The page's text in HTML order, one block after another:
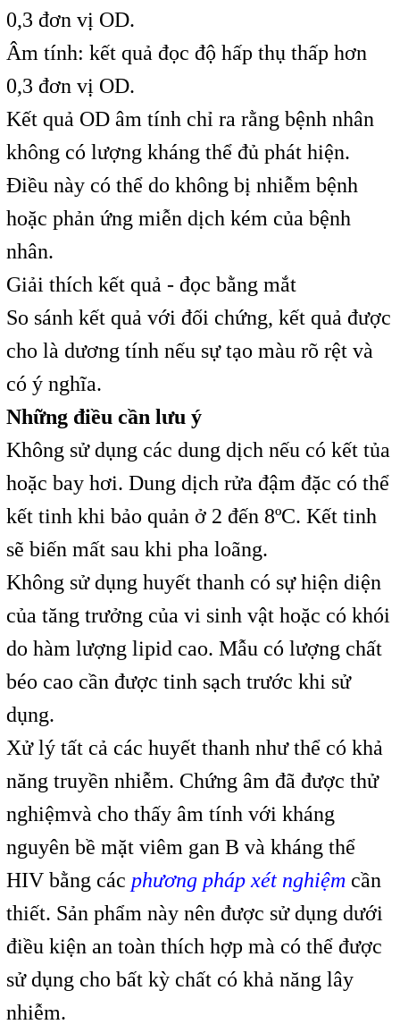
0,3 đơn vị OD.
Âm tính: kết quả đọc độ hấp thụ thấp hơn
0,3 đơn vị OD.
Kết quả OD âm tính chỉ ra rằng bệnh nhân
không có lượng kháng thể đủ phát hiện.
Điều này có thể do không bị nhiễm bệnh
hoặc phản ứng miễn dịch kém của bệnh
nhân.
Giải thích kết quả - đọc bằng mắt
So sánh kết quả với đối chứng, kết quả được
cho là dương tính nếu sự tạo màu rõ rệt và
có ý nghĩa.
Những điều cần lưu ý
Không sử dụng các dung dịch nếu có kết tủa
hoặc bay hơi. Dung dịch rửa đậm đặc có thể
kết tinh khi bảo quản ở 2 đến 8ºC. Kết tinh
sẽ biến mất sau khi pha loãng.
Không sử dụng huyết thanh có sự hiện diện
của tăng trưởng của vi sinh vật hoặc có khói
do hàm lượng lipid cao. Mẫu có lượng chất
béo cao cần được tinh sạch trước khi sử
dụng.
Xử lý tất cả các huyết thanh như thể có khả
năng truyền nhiễm. Chứng âm đã được thử
nghiệmvà cho thấy âm tính với kháng
nguyên bề mặt viêm gan B và kháng thể
HIV bằng các phương pháp xét nghiệmcần
thiết. Sản phẩm này nên được sử dụng dưới
điều kiện an toàn thích hợp mà có thể được
sử dụng cho bất kỳ chất có khả năng lây
nhiễm.